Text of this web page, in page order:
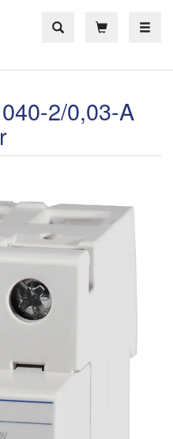
2/0,03-A